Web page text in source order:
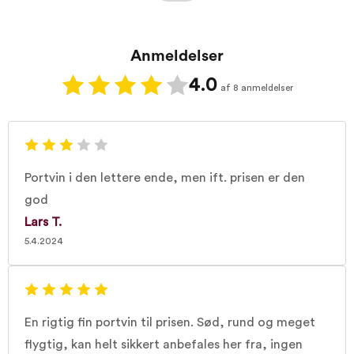
Anmeldelser
4.0 af 8 anmeldelser
Portvin i den lettere ende, men ift. prisen er den
god
Lars T.
5.4.2024
En rigtig fin portvin til prisen. Sød, rund og meget
flygtig, kan helt sikkert anbefales her fra, ingen